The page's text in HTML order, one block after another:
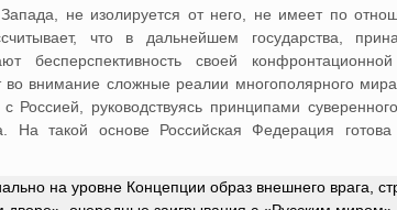
не изолируется от него, не имеет по
что в дальнейшем государства,
бесперспективность своей
во внимание сложные реалии многополярного
Россией, руководствуясь принципами
На такой основе Российская Федерация
на уровне Концепции образ внешнего врага,